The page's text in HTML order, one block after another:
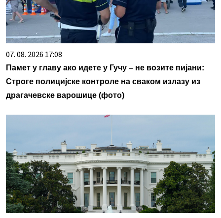
07. 08. 2026 17:08
Памет у главу ако идете у Гучу – не возите пијани:
Строге полицијске контроле на сваком излазу из
драгачевске варошице (фото)